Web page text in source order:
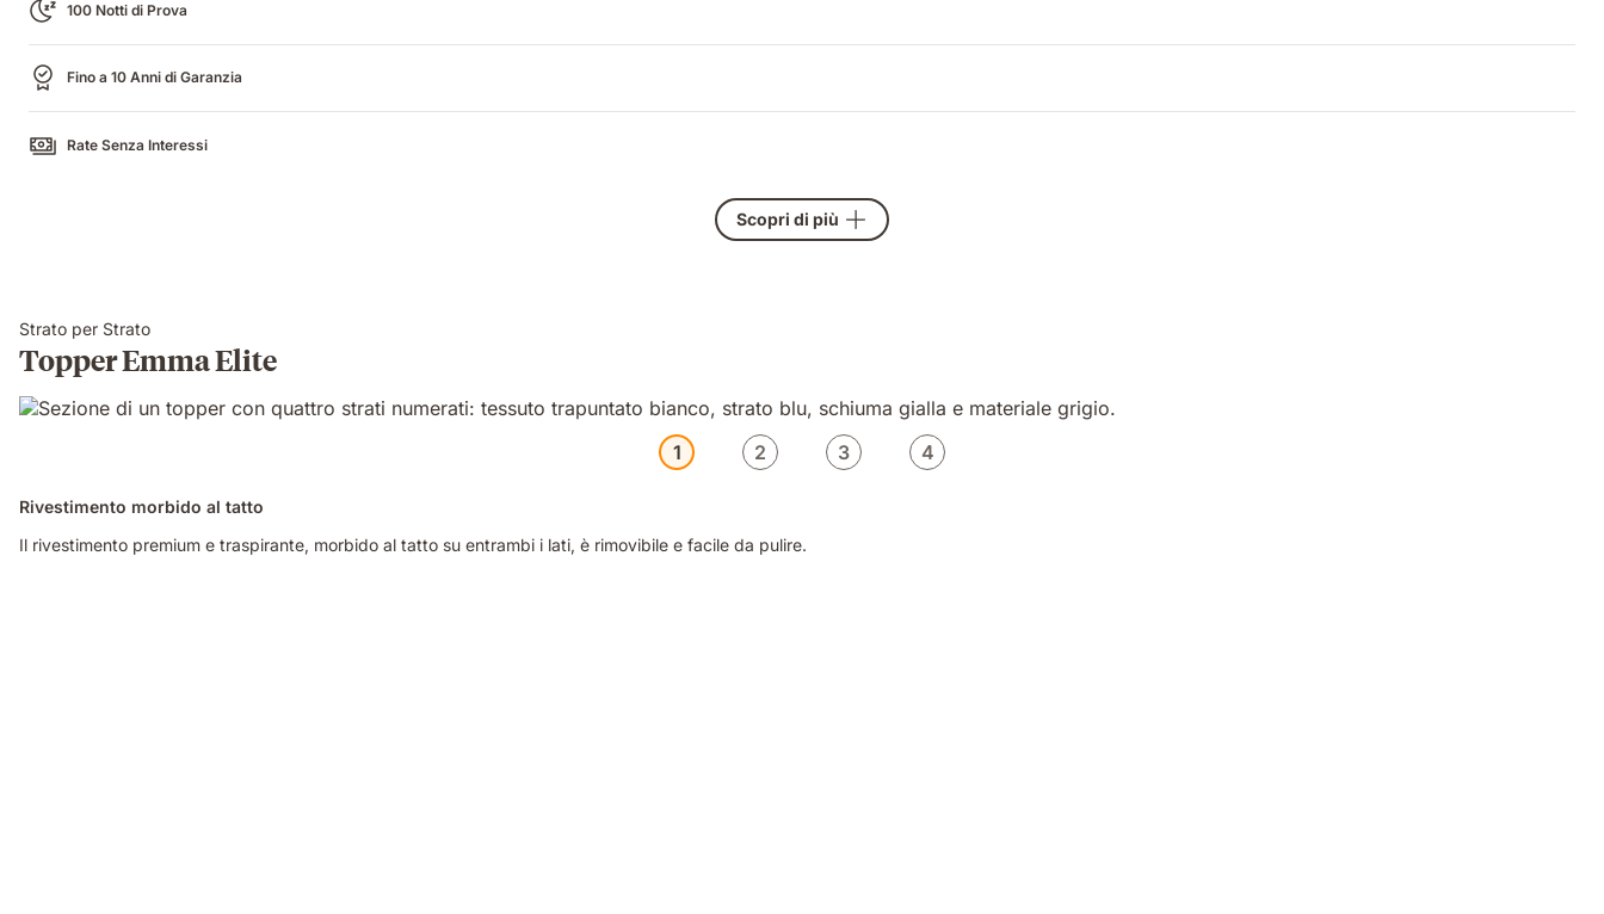
100 Notti di Prova
Fino a 10 Anni di Garanzia
Rate Senza Interessi
Scopri di più
Strato per Strato
Topper Emma Elite
1 2 3 4
Rivestimento morbido al tatto
Il rivestimento premium e traspirante, morbido al tatto su entrambi i lati, è rimovibile e facile da pulire.